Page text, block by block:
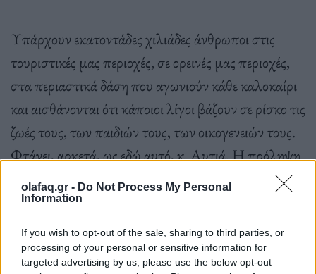
olafaq.gr - Do Not Process My Personal
Information
If you wish to opt-out of the sale, sharing to third parties, or
processing of your personal or sensitive information for
targeted advertising by us, please use the below opt-out
Υπάρχουν εκατοντάδες χιλιάδες άνθρωποι στις
τουριστικές μας περιοχές, σε ορεινές μας περιοχές,
στα περιαστικά δάση που αγωνιούν κάθε καλοκαίρι
και αισθάνονται ότι κάποιοι λίγοι βάζουν σε ρίσκο τις
ζωές τους, των παιδιών τους, των οικογενειών τους.
Φτάνει, αρκετά, ως εδώ αυτό, κ. Αυτιά. Η πρόληψη
πρέπει να είναι στρατηγικά ανώτερη από την
αντιμετώπιση», είπε χαρακτηριστικά ο κ. Κικίλιας,
σημειώνοντας ότι η πρόληψη θα γίνει κομμάτι της
καθημερινότητας των Ελλήνων.